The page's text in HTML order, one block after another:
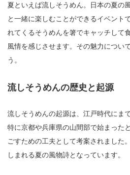
夏といえば流しそうめん。日本の夏の
と一緒に楽しむことができるイベント
れてくるそうめんを箸でキャッチして
風情を感じさせます。その魅力につい
う。
流しそうめんの歴史と起源
流しそうめんの起源は、江戸時代にま
特に京都や兵庫県の山間部で始まった
ごすための工夫として考案されました
しまれる夏の風物詩となっています。